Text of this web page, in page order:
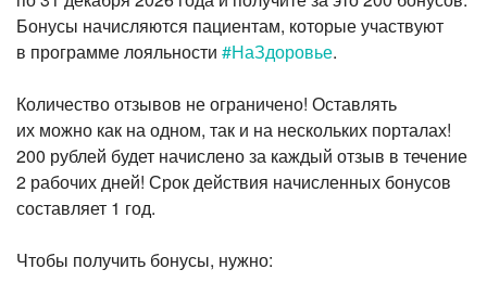
Прием гинеколога
Вызов врача-терапевта на дом
Прием оториноларинголога
Прием кардиолога
Бонусы начисляются пациентам, которые участвуют
в программе лояльности #НаЗдоровье.
Количество отзывов не ограничено! Оставлять
их можно как на одном, так и на нескольких порталах!
200 рублей будет начислено за каждый отзыв в течение
2 рабочих дней! Срок действия начисленных бонусов
составляет 1 год.
Чтобы получить бонусы, нужно: